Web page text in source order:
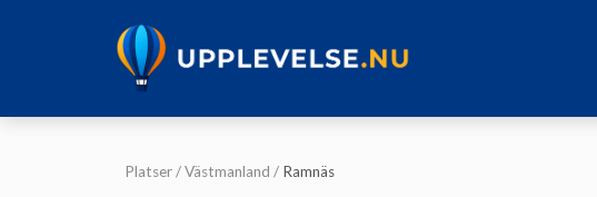
Platser/Västmanland / Ramnäs